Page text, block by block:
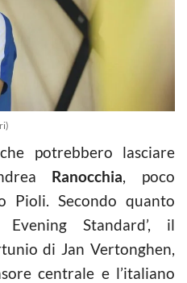
potrebbero lasciare
Ranocchia, poco
Pioli. Secondo quanto
Standard’, il
di Jan Vertonghen,
centrale e l’italiano